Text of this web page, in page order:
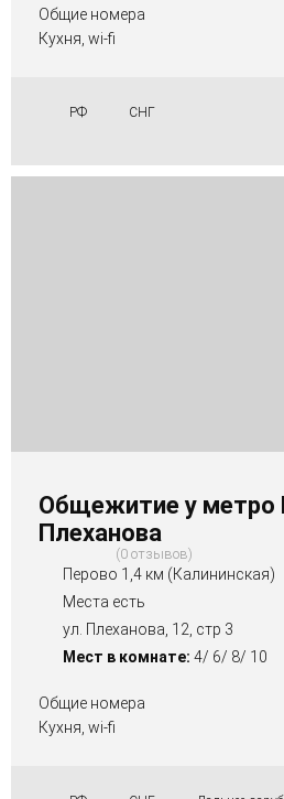
Общие номера
Кухня, wi-fi
РФ СНГ
Общежитие у метро
Плеханова
0 отзывов
Перово 1,4 км (Калининская)
Места есть
ул. Плеханова, 12, стр 3
Мест в комнате: 4/ 6/ 8/ 10
Общие номера
Кухня, wi-fi